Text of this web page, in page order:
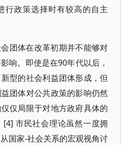
行政策选择时有较高的自主
团体在改革初期并不能够对
响。即使是在90年代以后，
型的社会利益团体形成，但
团体对公共政策的影响仍然
仅局限于对地方政府具体的
市民社会理论虽然一度拥
国家-社会关系的宏观视角讨